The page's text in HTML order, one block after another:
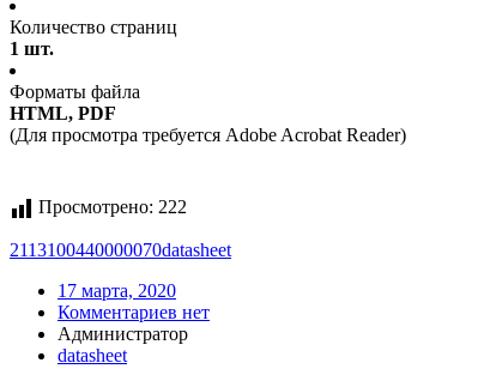
Количество страниц
1 шт.
Форматы файла
HTML, PDF
(Для просмотра требуется Adobe Acrobat Reader)
Просмотрено: 222
2113100440000070datasheet
17 марта, 2020
Комментариев нет
Администратор
datasheet